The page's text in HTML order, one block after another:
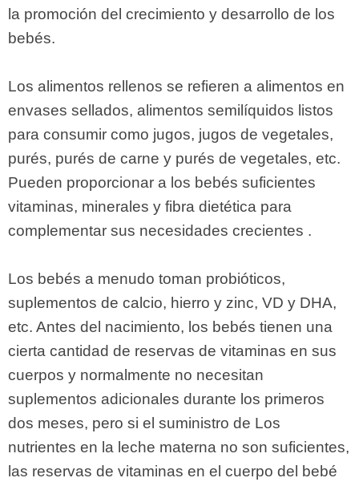
la promoción del crecimiento y desarrollo de los
bebés.
Los alimentos rellenos se refieren a alimentos en
envases sellados, alimentos semilíquidos listos
para consumir como jugos, jugos de vegetales,
purés, purés de carne y purés de vegetales, etc.
Pueden proporcionar a los bebés suficientes
vitaminas, minerales y fibra dietética para
complementar sus necesidades crecientes .
Los bebés a menudo toman probióticos,
suplementos de calcio, hierro y zinc, VD y DHA,
etc. Antes del nacimiento, los bebés tienen una
cierta cantidad de reservas de vitaminas en sus
cuerpos y normalmente no necesitan
suplementos adicionales durante los primeros
dos meses, pero si el suministro de Los
nutrientes en la leche materna no son suficientes,
las reservas de vitaminas en el cuerpo del bebé